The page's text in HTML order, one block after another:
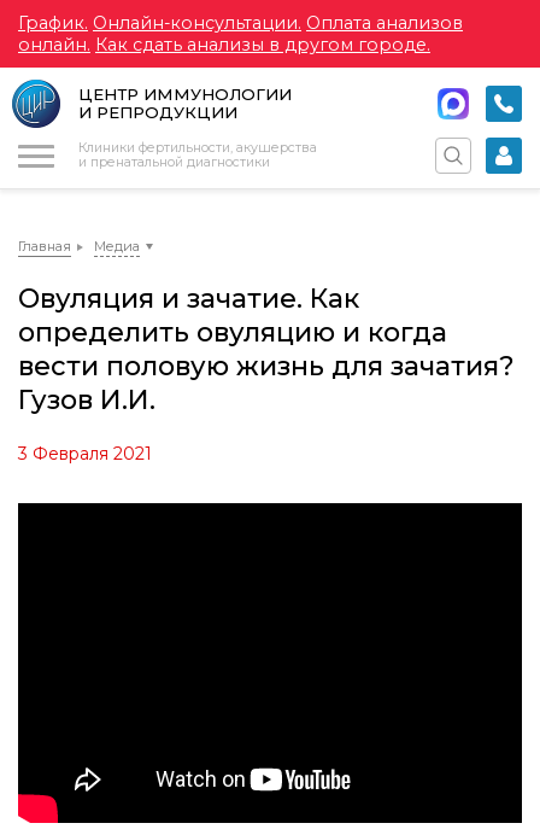
График. Онлайн-консультации. Оплата анализов
онлайн. Как сдать анализы в другом городе.
ЦЕНТР ИММУНОЛОГИИ
И РЕПРОДУКЦИИ
Клиники фертильности, акушерства
и пренатальной диагностики
Главная Медиа
Овуляция и зачатие. Как
определить овуляцию и когда
вести половую жизнь для зачатия?
Гузов И.И.
3 Февраля 2021